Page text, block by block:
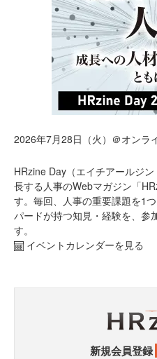
2026年7月28日（火）＠オンラ
HRzine Day（エイチアールジ
長する人事のWebマガジン「
す。毎回、人事の重要課題を1
パードが持つ知見・経験を、参
す。
イベントカレンダーを見る
新規会員登録